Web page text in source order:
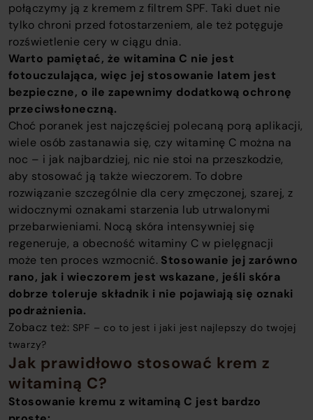
połączymy ją z kremem z filtrem SPF. Taki duet nie
tylko chroni przed fotostarzeniem, ale też potęguje
rozświetlenie cery w ciągu dnia.
Warto pamiętać, że witamina C nie jest
fotouczulająca, więc jej stosowanie latem jest
bezpieczne, o ile zapewnimy dodatkową ochronę
przeciwsłoneczną.
Choć poranek jest najczęściej polecaną porą aplikacji,
wiele osób zastanawia się, czy witaminę C można na
noc – i jak najbardziej, nic nie stoi na przeszkodzie,
aby stosować ją także wieczorem. To dobre
rozwiązanie szczególnie dla cery zmęczonej, szarej, z
widocznymi oznakami starzenia lub utrwalonymi
przebarwieniami. Nocą skóra intensywniej się
regeneruje, a obecność witaminy C w pielęgnacji
może ten proces wzmocnić. Stosowanie jej zarówno
rano, jak i wieczorem jest wskazane, jeśli skóra
dobrze toleruje składnik i nie pojawiają się oznaki
podrażnienia.
Zobacz też: SPF – co to jest i jaki jest najlepszy do twojej
twarzy?
Jak prawidłowo stosować krem z
witaminą C?
Stosowanie kremu z witaminą C jest bardzo